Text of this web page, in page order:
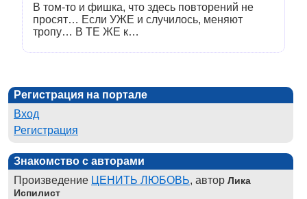
В том-то и фишка, что здесь повторений не
просят… Если УЖЕ и случилось, меняют
тропу… В ТЕ ЖЕ к…
Регистрация на портале
Вход
Регистрация
Знакомство с авторами
Произведение ЦЕНИТЬ ЛЮБОВЬ, автор Лика
Испилист